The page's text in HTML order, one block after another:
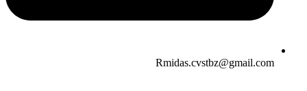
Rmidas.cvstbz@gmail.com